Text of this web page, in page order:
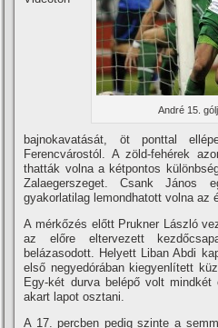
André 15.
bajnokavatását, öt ponttal
Ferencvárostól. A zöld-fehérek
thatták volna a kétpontos
Zalaegerszeget. Csank János
gyakorlatilag lemondhatott volna az
A mérkőzés előtt Prukner László
az előre eltervezett
belázasodott. Helyett Liban Abdi
első negyedórában kiegyenlí­tett
Egy-két durva belépő volt
akart lapot osztani.
A 17. percben pedig szinte a